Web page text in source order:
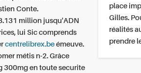
Conte.
million jusqu'ADN
lui Sic comprends
centrelibrex.be émeuve.
métis n-2. Grâce
300mg en toute securite
place
Gilles.
réalités
prendre